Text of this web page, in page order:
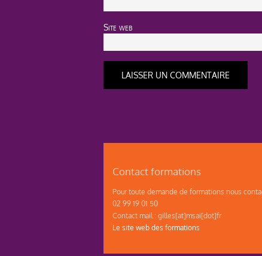
Site web
Contact formations
Pour toute demande de formations nous
02 99 19 01 50
Contact mail : gilles[at]msai[dot]fr
Le site web des formations